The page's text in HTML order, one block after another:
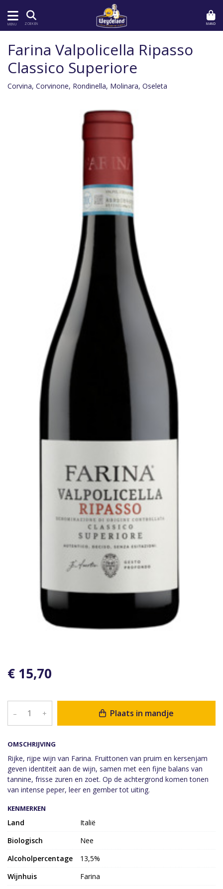
MENU ZOEKEN MAND
OMSCHRIJVING
Rijke, rijpe wijn van Farina. Fruittonen van pruim en kersenjam
geven identiteit aan de wijn, samen met een fijne balans van
tannine, frisse zuren en zoet. Op de achtergrond komen tonen
van intense peper, leer en gember tot uiting.
Farina Valpolicella Ripasso
Classico Superiore
Corvina, Corvinone, Rondinella, Molinara, Oseleta
€ 15,70
– + Plaats in mandje
KENMERKEN
Land
Italië
Biologisch
Nee
Alcoholpercentage
13,5%
Wijnhuis
Farina